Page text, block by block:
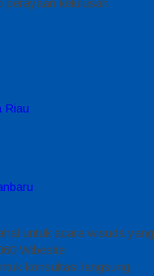
perayaan kelulusan
Riau
untuk acara wisuda yang
Wibesite
konsultasi langsung: